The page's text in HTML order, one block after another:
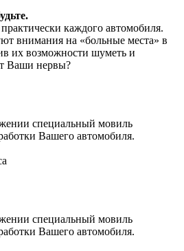
каждого автомобиля.
внимания на «больные места» в
их возможности шуметь и
Ваши нервы?
специальный мовиль
Вашего автомобиля.
специальный мовиль
Вашего автомобиля.